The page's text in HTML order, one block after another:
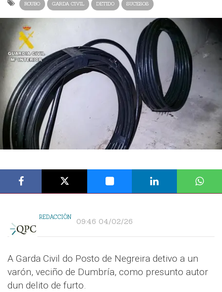
ROUBO GARDA CIVIL DETIDO SUCESOS
REDACCIÓN 09:46 04/02/26
A Garda Civil do Posto de Negreira detivo a un
varón, veciño de Dumbría, como presunto autor
dun delito de furto.